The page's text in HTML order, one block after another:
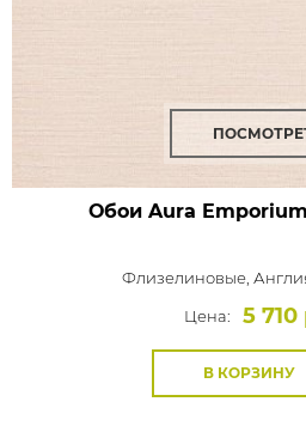
Обои Aura Emporium
Флизелиновые,
Цена:
5 710
В КОРЗИНУ